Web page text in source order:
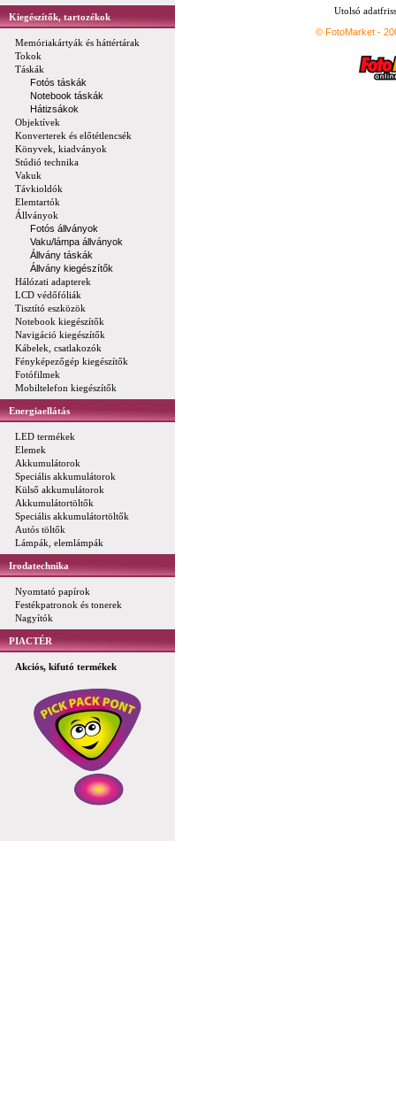
Kiegészítők, tartozékok
Memóriakártyák és háttértárak
Tokok
Táskák
Fotós táskák
Notebook táskák
Hátizsákok
Objektívek
Konverterek és előtétlencsék
Könyvek, kiadványok
Stúdió technika
Vakuk
Távkioldók
Elemtartók
Állványok
Fotós állványok
Vaku/lámpa állványok
Állvány táskák
Állvány kiegészítők
Hálózati adapterek
LCD védőfóliák
Tisztító eszközök
Notebook kiegészítők
Navigáció kiegészítők
Kábelek, csatlakozók
Fényképezőgép kiegészítők
Fotófilmek
Mobiltelefon kiegészítők
Energiaellátás
LED termékek
Elemek
Akkumulátorok
Speciális akkumulátorok
Külső akkumulátorok
Akkumulátortöltők
Speciális akkumulátortöltők
Autós töltők
Lámpák, elemlámpák
Irodatechnika
Nyomtató papírok
Festékpatronok és tonerek
Nagyítók
PIACTÉR
Akciós, kifutó termékek
Utolsó
© FotoMarket -